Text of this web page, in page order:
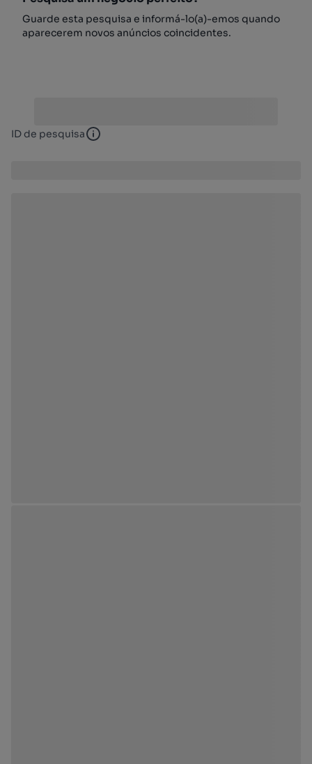
Guarde esta pesquisa e informá-lo(a)-emos quando
aparecerem novos anúncios coincidentes.
ID de pesquisa ID de pesquisa